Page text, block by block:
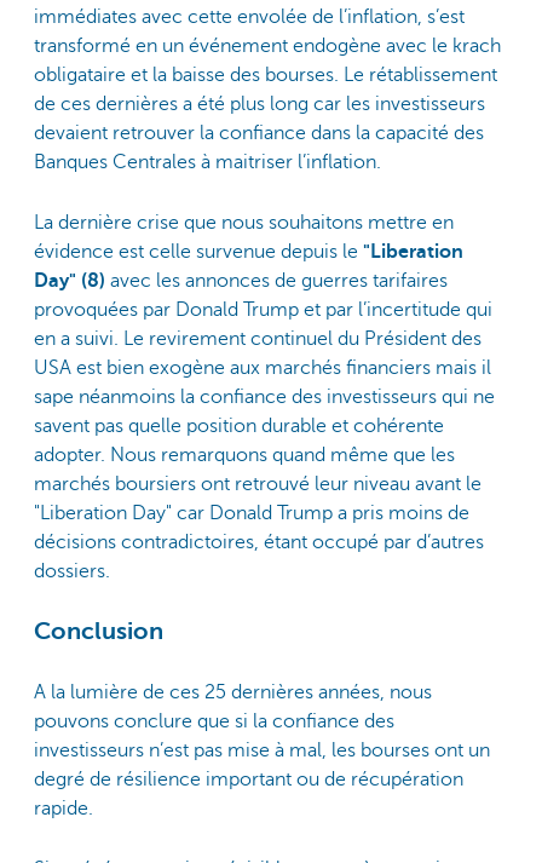
immédiates avec cette envolée de l’inflation, s’est
transformé en un événement endogène avec le krach
obligataire et la baisse des bourses. Le rétablissement
de ces dernières a été plus long car les investisseurs
devaient retrouver la confiance dans la capacité des
Banques Centrales à maitriser l’inflation.
La dernière crise que nous souhaitons mettre en
évidence est celle survenue depuis le "Liberation
Day" (8) avec les annonces de guerres tarifaires
provoquées par Donald Trump et par l’incertitude qui
en a suivi. Le revirement continuel du Président des
USA est bien exogène aux marchés financiers mais il
sape néanmoins la confiance des investisseurs qui ne
savent pas quelle position durable et cohérente
adopter. Nous remarquons quand même que les
marchés boursiers ont retrouvé leur niveau avant le
"Liberation Day" car Donald Trump a pris moins de
décisions contradictoires, étant occupé par d’autres
dossiers.
Conclusion
A la lumière de ces 25 dernières années, nous
pouvons conclure que si la confiance des
investisseurs n’est pas mise à mal, les bourses ont un
degré de résilience important ou de récupération
rapide.